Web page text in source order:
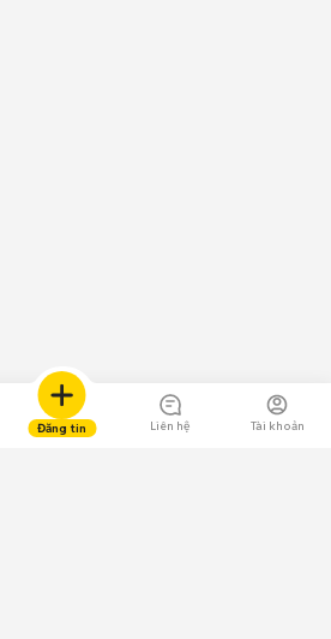
Đăng tin Liên hệ Tài khoản